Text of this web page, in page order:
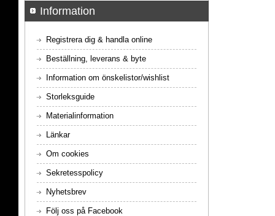
Information
Registrera dig & handla online
Beställning, leverans & byte
Information om önskelistor/wishlist
Storleksguide
Materialinformation
Länkar
Om cookies
Sekretesspolicy
Nyhetsbrev
Följ oss på Facebook